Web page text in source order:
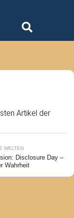
Artikel der
WELTEN
Disclosure Day –
Wahrheit